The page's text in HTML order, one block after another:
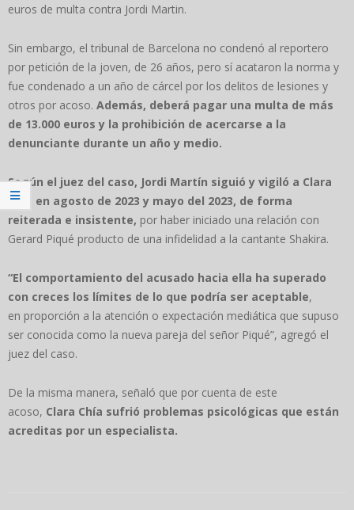
euros de multa contra Jordi Martin.
Sin embargo, el tribunal de Barcelona no condenó al reportero
por petición de la joven, de 26 años, pero sí acataron la norma y
fue condenado a un año de cárcel por los delitos de lesiones y
otros por acoso. Además, deberá pagar una multa de más
de 13.000 euros y la prohibición de acercarse a la
denunciante durante un año y medio.
Según el juez del caso, Jordi Martín siguió y vigiló a Clara
Chía en agosto de 2023 y mayo del 2023, de forma
reiterada e insistente, por haber iniciado una relación con
Gerard Piqué producto de una infidelidad a la cantante Shakira.
“El comportamiento del acusado hacia ella ha superado
con creces los límites de lo que podría ser aceptable,
en proporción a la atención o expectación mediática que supuso
ser conocida como la nueva pareja del señor Piqué”, agregó el
juez del caso.
De la misma manera, señaló que por cuenta de este
acoso, Clara Chía sufrió problemas psicológicas que están
acreditas por un especialista.